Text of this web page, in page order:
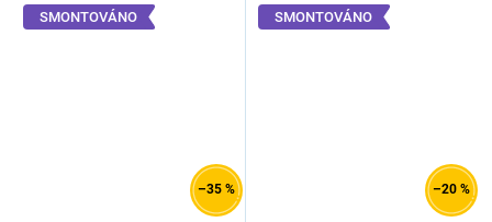
SMONTOVÁNO
–35 %
SMONTOVÁNO
–20 %